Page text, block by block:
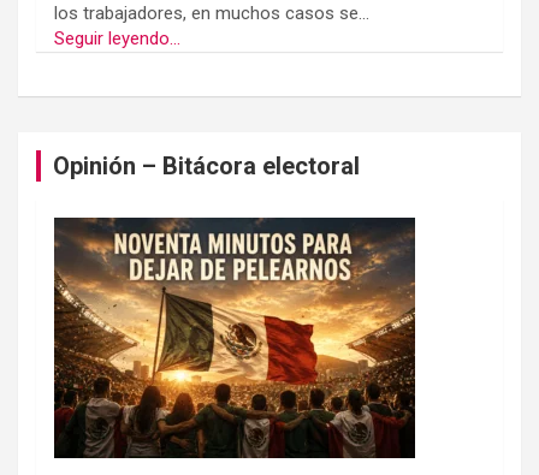
los trabajadores, en muchos casos se...
Seguir leyendo...
Opinión – Bitácora electoral